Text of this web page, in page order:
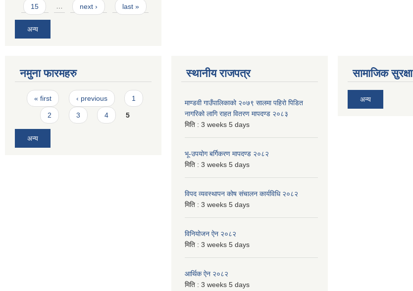
15 … next › last »
अन्य
नमुना फारमहरु
Pages
« first ‹ previous 1
2 3 4 5
अन्य
स्थानीय राजपत्र
माण्डवी गाउँपालिकाको २०७९ सालमा पहिरो पिडित
नागरिको लागि राहत वितरण मापदण्ड २०८३
मिति : 3 weeks 5 days
भू-उपयोग बर्गिकरण मापदण्ड २०८२
मिति : 3 weeks 5 days
विपद व्यवस्थापन कोष संचालन कार्यविधि २०८२
मिति : 3 weeks 5 days
विनियोजन ऐन २०८२
मिति : 3 weeks 5 days
आर्थिक ऐन २०८२
मिति : 3 weeks 5 days
सामाजिक सुरक्षा
अन्य